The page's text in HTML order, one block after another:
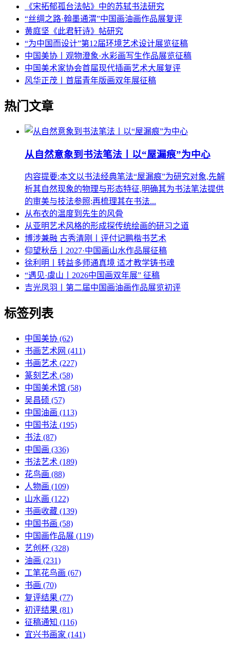
《宋拓郁孤台法帖》中的苏轼书法研究
“丝绸之路·翰墨通渭”中国画油画作品展复评
黄庭坚《此君轩诗》帖研究
“为中国而设计”第12届环境艺术设计展览征稿
中国美协丨观物澄象·水彩画写生作品展览征稿
中国美术家协会首届现代插画艺术大展复评
风华正茂丨首届青年版画双年展征稿
热门文章
从自然意象到书法笔法丨以“屋漏痕”为中心
内容提要:本文以书法经典笔法“屋漏痕”为研究对象,先解
析其自然现象的物理与形态特征,明确其为书法笔法提供
的审美与技法参照;再梳理其在书法...
从布衣的温度到先生的风骨
从亚明艺术风格的形成探传统绘画的研习之道
博涉兼融 古秀清刚丨评付记鹏楷书艺术
仰望秋岳丨2027·中国画山水作品展征稿
徐利明丨转益多师通真境 适才教学铸书魂
“遇见·虞山丨2026中国画双年展” 征稿
吉光凤羽丨第二届中国画油画作品展览初评
标签列表
中国美协 (62)
书画艺术网 (411)
书画艺术 (227)
篆刻艺术 (58)
中国美术馆 (58)
吴昌硕 (57)
中国油画 (113)
中国书法 (195)
书法 (87)
中国画 (336)
书法艺术 (189)
花鸟画 (88)
人物画 (109)
山水画 (122)
书画收藏 (139)
中国书画 (58)
中国画作品展 (119)
艺创杯 (328)
油画 (231)
工笔花鸟画 (67)
书画 (70)
复评结果 (77)
初评结果 (81)
征稿通知 (116)
宜兴书画家 (141)